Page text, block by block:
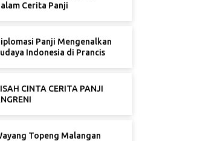
Cerita Panji
Panji Mengenalkan
Indonesia di Prancis
CINTA CERITA PANJI
Topeng Malangan